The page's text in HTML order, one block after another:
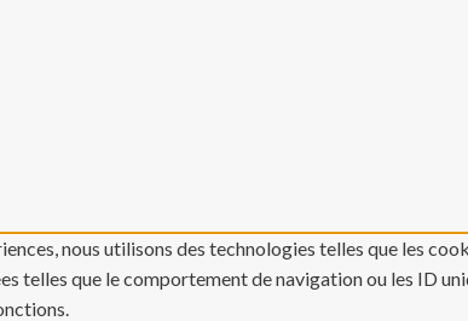
nous utilisons des technologies telles que les
telles que le comportement de navigation ou les ID